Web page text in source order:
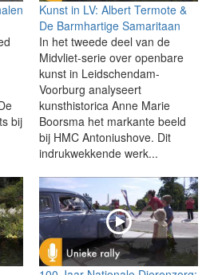
bij
Kunst in LV: Albert Termote &
De Barmhartige Samaritaan
In het tweede deel van de
Midvliet-serie over openbare
kunst in Leidschendam-
Voorburg analyseert
kunsthistorica Anne Marie
Boorsma het markante beeld
bij HMC Antoniushove. Dit
indrukwekkende werk...